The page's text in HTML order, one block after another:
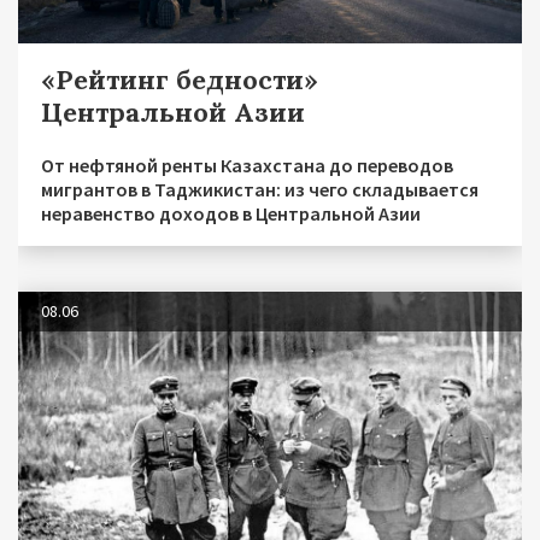
«Рейтинг бедности»
Центральной Азии
От нефтяной ренты Казахстана до переводов
мигрантов в Таджикистан: из чего складывается
неравенство доходов в Центральной Азии
08.06